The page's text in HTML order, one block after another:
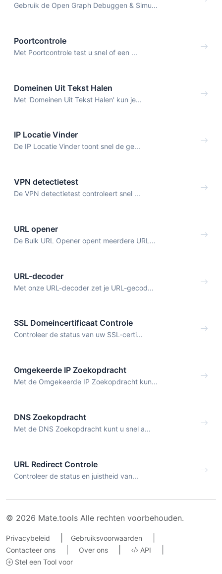
Gebruik de Open Graph Debuggen & Simu...
Poortcontrole
Met Poortcontrole test u snel of een ...
Domeinen Uit Tekst Halen
Met 'Domeinen Uit Tekst Halen' kun je...
IP Locatie Vinder
De IP Locatie Vinder toont snel de ge...
VPN detectietest
De VPN detectietest controleert snel ...
URL opener
De Bulk URL Opener opent meerdere URL...
URL-decoder
Met onze URL-decoder zet je URL-gecod...
SSL Domeincertificaat Controle
Controleer de status van uw SSL-certi...
Omgekeerde IP Zoekopdracht
Met de Omgekeerde IP Zoekopdracht kun...
DNS Zoekopdracht
Met de DNS Zoekopdracht kunt u snel a...
URL Redirect Controle
Controleer de status en juistheid van...
© 2026 Mate.tools Alle rechten voorbehouden.
Privacybeleid Gebruiksvoorwaarden
Contacteer ons Over ons API
Stel een Tool voor